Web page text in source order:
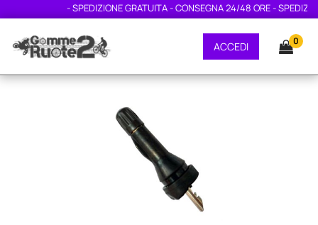
- SPEDIZIONE GRATUITA - CONSEGNA 24/48 ORE -
ACCEDI 0